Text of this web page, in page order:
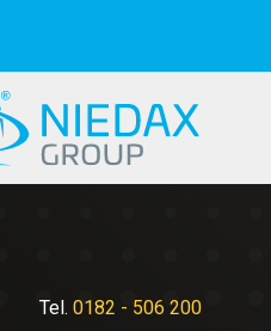
Tel. 0182 - 506 200